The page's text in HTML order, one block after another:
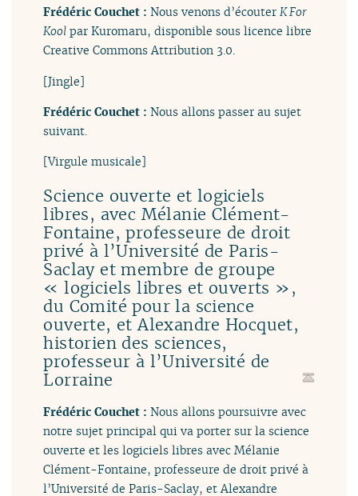
Frédéric Couchet :Nous venons d’écouterK For
Kool par Kuromaru, disponible sous licence libre
Creative Commons Attribution 3.0.
[Jingle]
Frédéric Couchet :Nous allons passer au sujet
suivant.
[Virgule musicale]
Science ouverte et logiciels
libres, avec Mélanie Clément-
Fontaine, professeure de droit
privé à l’Université de Paris-
Saclay et membre de groupe
« logiciels libres et ouverts »,
du Comité pour la science
ouverte, et Alexandre Hocquet,
historien des sciences,
professeur à l’Université de
Lorraine
Frédéric Couchet :Nous allons poursuivre avec
notre sujet principal qui va porter sur la science
ouverte et les logiciels libres avec Mélanie
Clément-Fontaine, professeure de droit privé à
l’Université de Paris-Saclay, et Alexandre